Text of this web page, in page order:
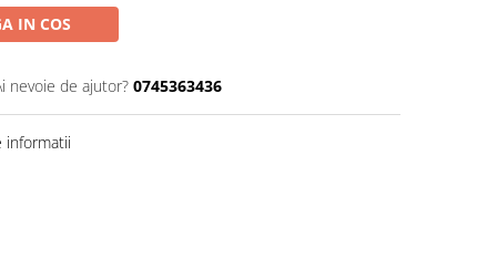
IN COS
nevoie de ajutor? 0745363436
informatii